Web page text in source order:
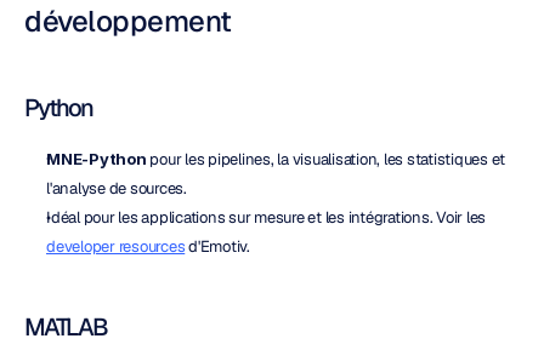
développement
Python
MNE-Python pour les pipelines, la visualisation, les statistiques et
l'analyse de sources.
developer resources d'Emotiv.
MATLAB